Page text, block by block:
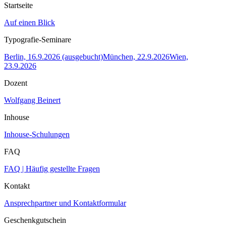
Startseite
Auf einen Blick
Typografie-Seminare
Berlin, 16.9.2026 (ausgebucht)München, 22.9.2026Wien,
23.9.2026
Dozent
Wolfgang Beinert
Inhouse
Inhouse-Schulungen
FAQ
FAQ | Häufig gestellte Fragen
Kontakt
Ansprechpartner und Kontaktformular
Geschenkgutschein